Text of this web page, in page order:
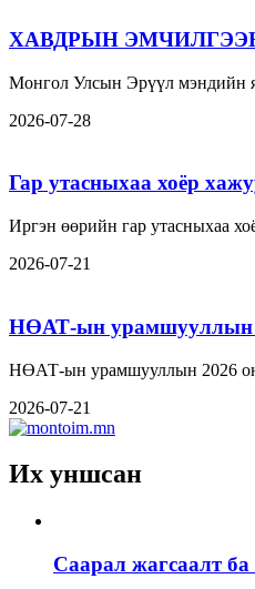
ХАВДРЫН
Монгол Улсын Эрүүл мэндийн
2026-07-28
Гар утасныхаа хоёр
Иргэн өөрийн гар утасныхаа
2026-07-21
НӨАТ-ын урамшууллын
НӨАТ-ын урамшууллын 2026
2026-07-21
Их уншсан
Саарал жагсаалт